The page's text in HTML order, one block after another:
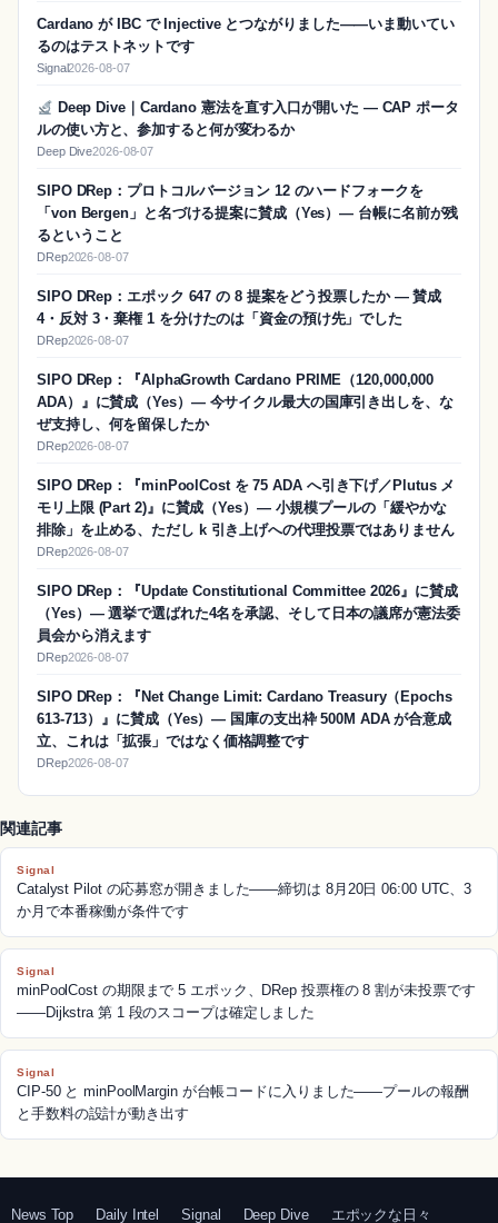
Cardano が IBC で Injective とつながりました——いま動いてい
るのはテストネットです
Signal2026-08-07
Deep Dive｜Cardano 憲法を直す入口が開いた — CAP ポータ
ルの使い方と、参加すると何が変わるか
Deep Dive2026-08-07
SIPO DRep：プロトコルバージョン 12 のハードフォークを
「von Bergen」と名づける提案に賛成（Yes）― 台帳に名前が残
るということ
DRep2026-08-07
SIPO DRep：エポック 647 の 8 提案をどう投票したか ― 賛成
4・反対 3・棄権 1 を分けたのは「資金の預け先」でした
DRep2026-08-07
SIPO DRep：『AlphaGrowth Cardano PRIME（120,000,000
ADA）』に賛成（Yes）― 今サイクル最大の国庫引き出しを、な
ぜ支持し、何を留保したか
DRep2026-08-07
SIPO DRep：『minPoolCost を 75 ADA へ引き下げ／Plutus メ
モリ上限 (Part 2)』に賛成（Yes）― 小規模プールの「緩やかな
排除」を止める、ただし k 引き上げへの代理投票ではありません
DRep2026-08-07
SIPO DRep：『Update Constitutional Committee 2026』に賛成
（Yes）― 選挙で選ばれた4名を承認、そして日本の議席が憲法委
員会から消えます
DRep2026-08-07
SIPO DRep：『Net Change Limit: Cardano Treasury（Epochs
613-713）』に賛成（Yes）― 国庫の支出枠 500M ADA が合意成
立、これは「拡張」ではなく価格調整です
DRep2026-08-07
関連記事
Signal
Catalyst Pilot の応募窓が開きました——締切は 8月20日 06:00 UTC、3
か月で本番稼働が条件です
Signal
minPoolCost の期限まで 5 エポック、DRep 投票権の 8 割が未投票です
——Dijkstra 第 1 段のスコープは確定しました
Signal
CIP-50 と minPoolMargin が台帳コードに入りました——プールの報酬
と手数料の設計が動き出す
News Top Daily Intel Signal Deep Dive エポックな日々